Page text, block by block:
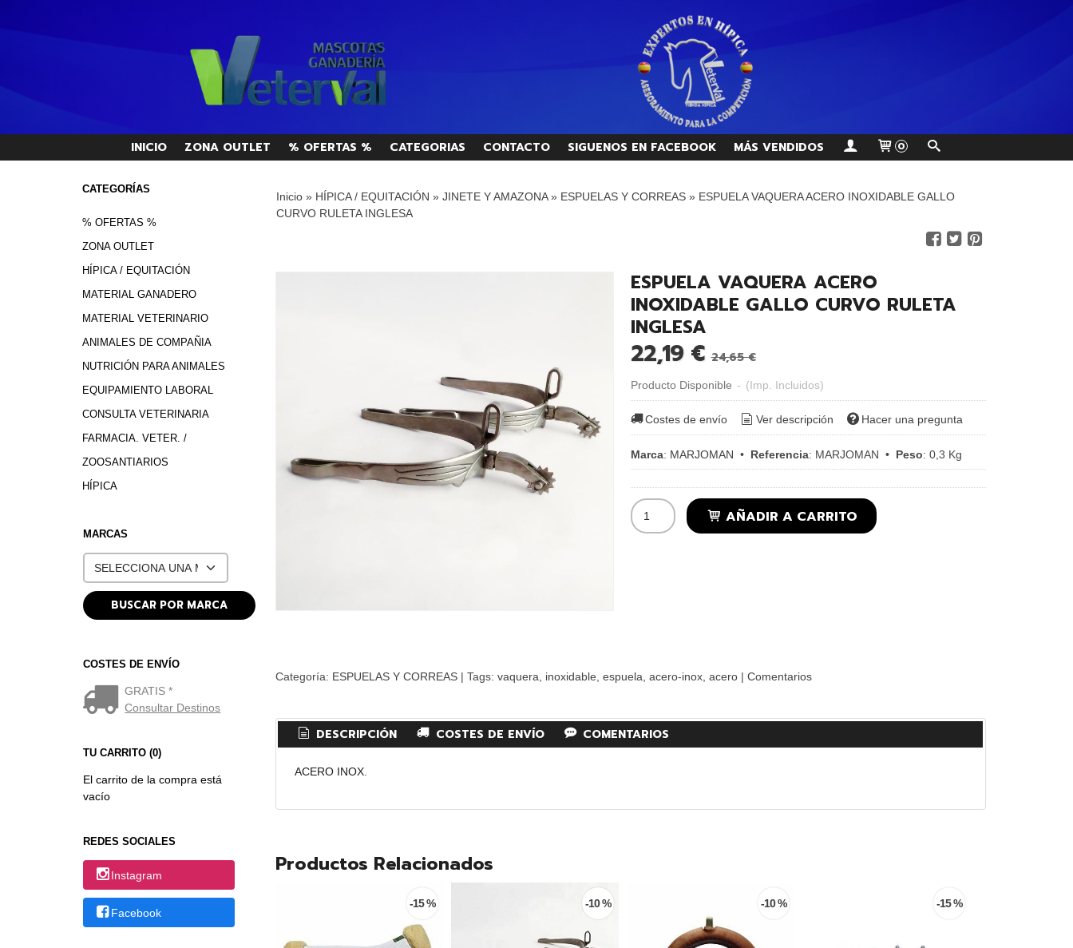
INICIO ZONA OUTLET % OFERTAS % CATEGORIAS CONTACTO SIGUENOS EN FACEBOOK MÁS VENDIDOS 0
CATEGORÍAS
% OFERTAS %
ZONA OUTLET
HÍPICA / EQUITACIÓN
MATERIAL GANADERO
MATERIAL VETERINARIO
ANIMALES DE COMPAÑIA
NUTRICIÓN PARA ANIMALES
EQUIPAMIENTO LABORAL
CONSULTA VETERINARIA
FARMACIA. VETER. /
ZOOSANTIARIOS
HÍPICA
MARCAS
COSTES DE ENVÍO
GRATIS *
Consultar Destinos
TU CARRITO (0)
El carrito de la compra está
vacío
REDES SOCIALES
Instagram
Facebook
Inicio» HÍPICA / EQUITACIÓN » JINETE Y AMAZONA» ESPUELAS Y CORREAS» ESPUELA VAQUERA ACERO INOXIDABLE GALLO
CURVO RULETA INGLESA
ESPUELA VAQUERA ACERO
INOXIDABLE GALLO CURVO RULETA
INGLESA
22,19 €24,65 €
Producto Disponible - (Imp. Incluidos)
Costes de envío Ver descripción Hacer una pregunta
Marca: MARJOMAN • Referencia: MARJOMAN • Peso: 0,3 Kg
AÑADIR A CARRITO
Categoría: ESPUELAS Y CORREAS| Tags: vaquera inoxidable espuela acero-inox acero | Comentarios
DESCRIPCIÓN COSTES DE ENVÍO COMENTARIOS
ACERO INOX.
Productos Relacionados
-15 % -10 % -10 % -15 %